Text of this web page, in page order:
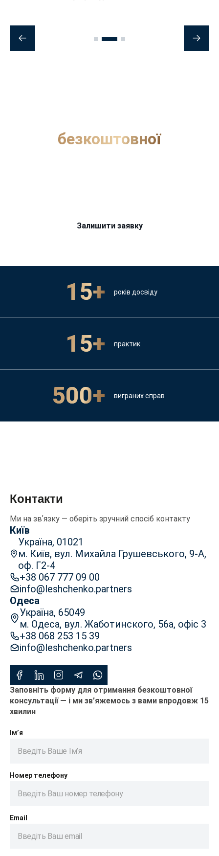
безкоштовної
Залишити заявку
15+ років досвіду
15+ практик
500+ виграних справ
Контакти
Ми на звʼязку — оберіть зручний спосіб контакту
Київ
Україна, 01021
м. Київ, вул. Михайла Грушевського, 9-А,
оф. Г2-4
+38 067 777 09 00
info@leshchenko.partners
Одеса
Україна, 65049
м. Одеса, вул. Жаботинского, 56а, офіс 3
+38 068 253 15 39
info@leshchenko.partners
Заповніть форму для отримання безкоштовної
консультації — і ми зв’яжемось з вами впродовж 15
хвилин
Ім’я
Номер телефону
Email